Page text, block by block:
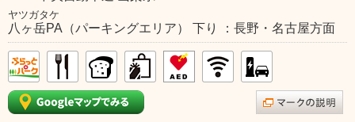
ヤツガタケ
八ヶ岳PA（パーキングエリア） 下り ：長野・名古屋方面